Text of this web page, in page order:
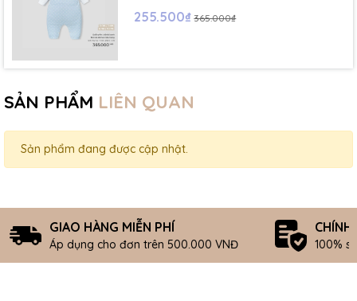
255.500₫ 365.000₫
SẢN PHẨM LIÊN QUAN
Sản phẩm đang được cập nhật.
GIAO HÀNG MIỄN PHÍ
Áp dụng cho đơn trên 500.000 VNĐ
CHÍNH
100%